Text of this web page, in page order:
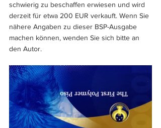
schwierig zu beschaffen erwiesen und wird
derzeit für etwa 200 EUR verkauft. Wenn Sie
nähere Angaben zu dieser BSP-Ausgabe
machen können, wenden Sie sich bitte an
den Autor.